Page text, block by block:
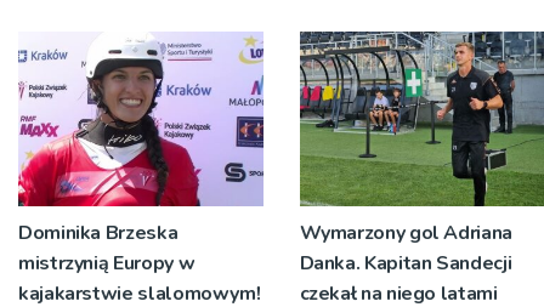
Dominika Brzeska
mistrzynią Europy w
kajakarstwie slalomowym!
Wymarzony gol Adriana
Danka. Kapitan Sandecji
czekał na niego latami